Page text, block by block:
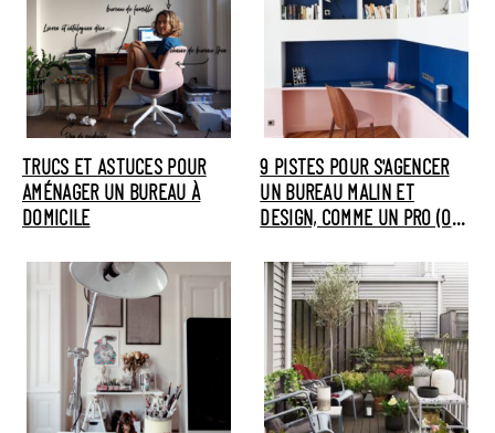
TRUCS ET ASTUCES POUR
AMÉNAGER UN BUREAU À
DOMICILE
9 PISTES POUR S'AGENCER
UN BUREAU MALIN ET
DESIGN, COMME UN PRO (OU